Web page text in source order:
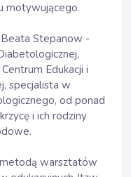
motywującego.
Beata Stepanow -
Edukacji i
specjalista w
od ponad
i ich rodziny
warsztatów